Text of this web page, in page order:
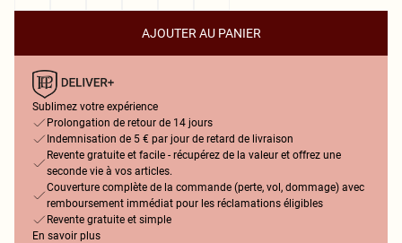
AJOUTER AU PANIER
Sublimez votre expérience
Prolongation de retour de 14 jours
Indemnisation de 5 € par jour de retard de livraison
Revente gratuite et facile - récupérez de la valeur et offrez une
seconde vie à vos articles.
Couverture complète de la commande (perte, vol, dommage) avec
remboursement immédiat pour les réclamations éligibles
Revente gratuite et simple
En savoir plus